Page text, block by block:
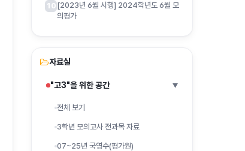
10 [2023년 6월 시행] 2024학년도 6월 모
의평가
자료실
"고3"을 위한 공간 ▶
전체 보기
3학년 모의고사 전과목 자료
07~25년 국영수(평가원)